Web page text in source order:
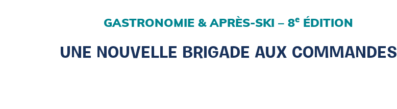
GASTRONOMIE & APRÈS-SKI – 8eÉDITION
UNE NOUVELLE BRIGADE AUX COMMANDES